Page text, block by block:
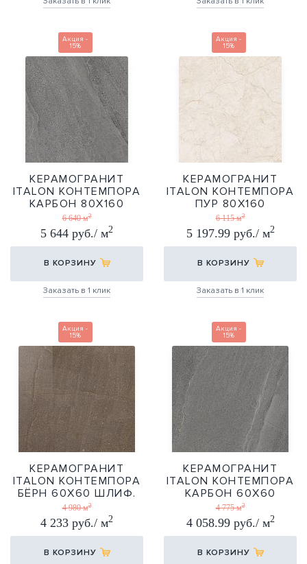
Акция -
15%
КЕРАМОГРАНИТ
ITALON КОНТЕМПОРА
КАРБОН 80Х160
80Х160
6 640 м2
5 644 руб./ м2
В КОРЗИНУ
Заказать в 1 клик
Акция -
15%
КЕРАМОГРАНИТ
ITALON КОНТЕМПОРА
ПУР 80Х160
80Х160
6 115 м2
5 197.99 руб./ м2
В КОРЗИНУ
Заказать в 1 клик
Акция -
15%
КЕРАМОГРАНИТ
ITALON КОНТЕМПОРА
БЁРН 60Х60 ШЛИФ.
60Х60
4 980 м2
4 233 руб./ м2
В КОРЗИНУ
Акция -
15%
КЕРАМОГРАНИТ
ITALON КОНТЕМПОРА
КАРБОН 60Х60
ШЛИФ.
60Х60
4 775 м2
4 058.99 руб./ м2
В КОРЗИНУ